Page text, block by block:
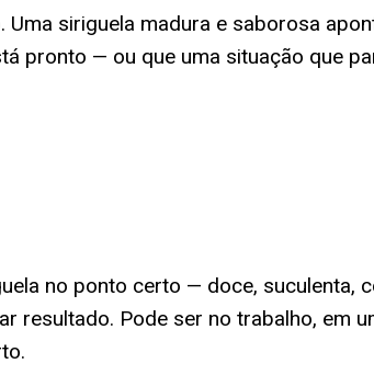
siriguela madura e saborosa
pronto — ou que uma situação que
no ponto certo — doce,
resultado. Pode ser no trabalho, em